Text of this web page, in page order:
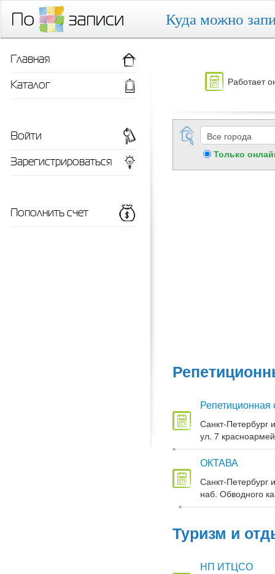
Куда можно
Работает
Только
Репетиционная
Санкт-Петербург
ул. 7
ОКТАВА
Санкт-Петербург
наб. Обводного
Туризм и
НП ИТЦСО
Главная
Каталог
Войти
Зарегистрироваться
Пополнить счет